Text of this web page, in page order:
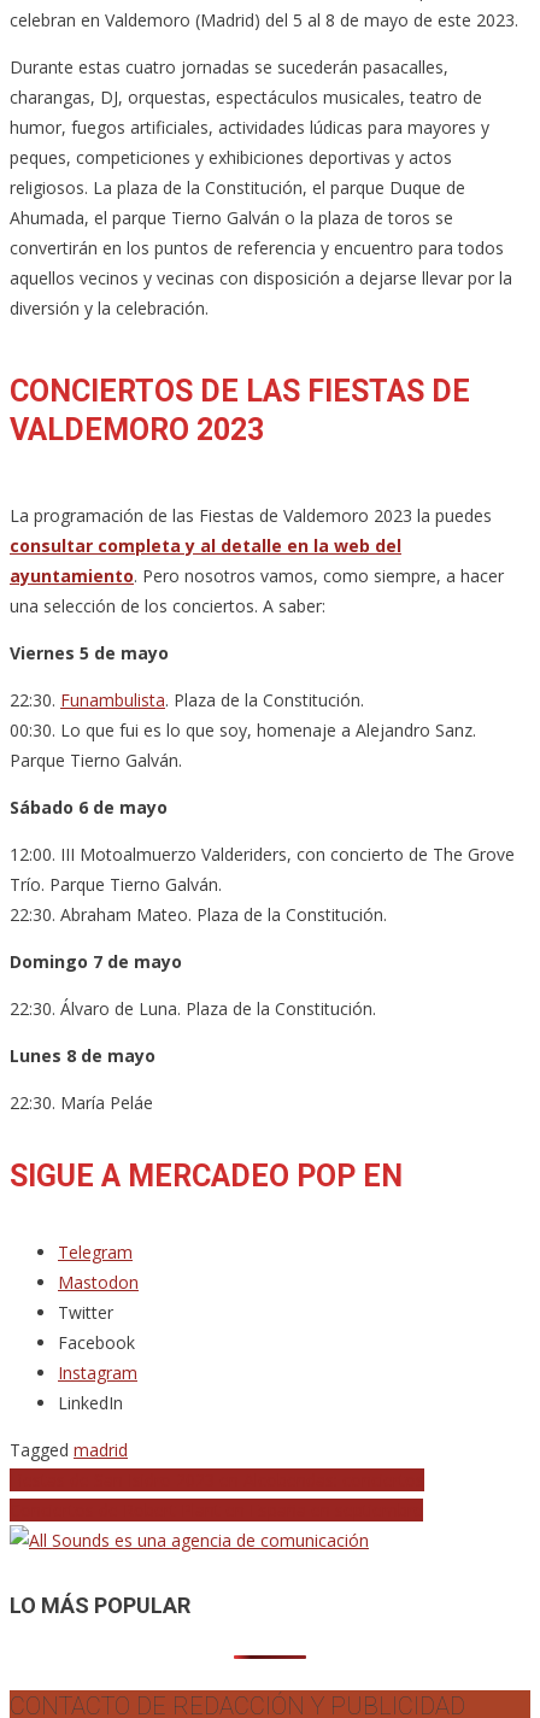
celebran en Valdemoro (Madrid) del 5 al 8 de mayo de este 2023.
Durante estas cuatro jornadas se sucederán pasacalles,
charangas, DJ, orquestas, espectáculos musicales, teatro de
humor, fuegos artificiales, actividades lúdicas para mayores y
peques, competiciones y exhibiciones deportivas y actos
religiosos. La plaza de la Constitución, el parque Duque de
Ahumada, el parque Tierno Galván o la plaza de toros se
convertirán en los puntos de referencia y encuentro para todos
aquellos vecinos y vecinas con disposición a dejarse llevar por la
diversión y la celebración.
CONCIERTOS DE LAS FIESTAS DE
VALDEMORO 2023
La programación de las Fiestas de Valdemoro 2023 la puedes
consultar completa y al detalle en la web del
ayuntamiento. Pero nosotros vamos, como siempre, a hacer
una selección de los conciertos. A saber:
Viernes 5 de mayo
22:30. Funambulista. Plaza de la Constitución.
00:30. Lo que fui es lo que soy, homenaje a Alejandro Sanz.
Parque Tierno Galván.
Sábado 6 de mayo
12:00. III Motoalmuerzo Valderiders, con concierto de The Grove
Trío. Parque Tierno Galván.
22:30. Abraham Mateo. Plaza de la Constitución.
Domingo 7 de mayo
22:30. Álvaro de Luna. Plaza de la Constitución.
Lunes 8 de mayo
22:30. María Peláe
SIGUE A MERCADEO POP EN
Telegram
Mastodon
Twitter
Facebook
Instagram
LinkedIn
Tagged madrid
de
entradas
LO MÁS POPULAR
CONTACTO DE REDACCIÓN Y PUBLICIDAD